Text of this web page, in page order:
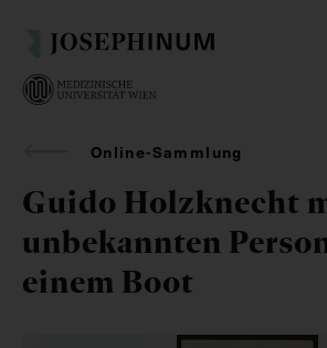
Online-Sammlung
Guido Holzknecht
unbekannten
einem Boot